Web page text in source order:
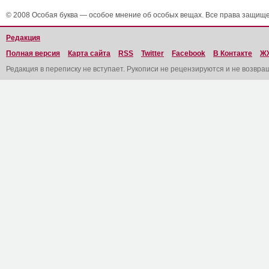
© 2008 Особая буква — особое мнение об особых вещах. Все права
Редакция
Полная версия
Карта сайта RSS Twitter Facebook В Контакте
Редакция в переписку не вступает. Рукописи не рецензируются и не